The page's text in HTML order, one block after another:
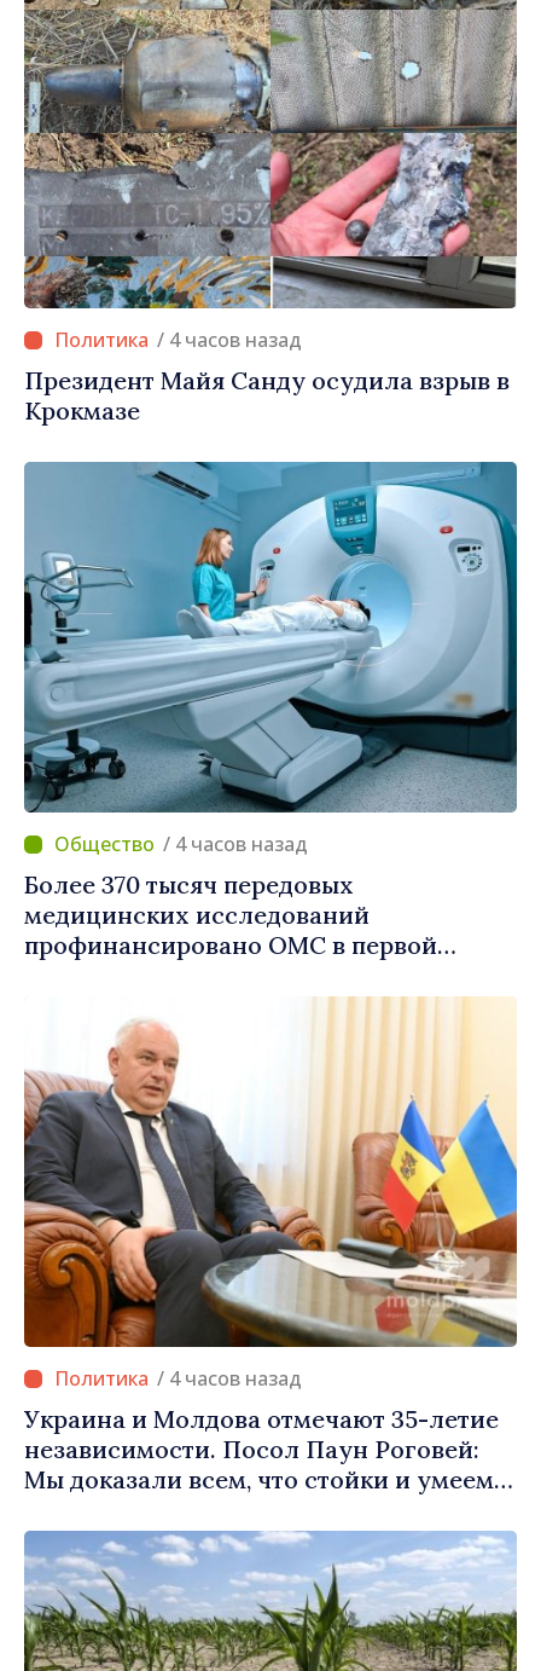
/ 4 часов назад
Президент Майя Санду осудила взрыв в
Крокмазе
/ 4 часов назад
Более 370 тысяч передовых
медицинских исследований
профинансировано ОМС в первой
/ 4 часов назад
Украина и Молдова отмечают 35-летие
независимости. Посол Паун Роговей:
Мы доказали всем, что стойки и умеем
будущее